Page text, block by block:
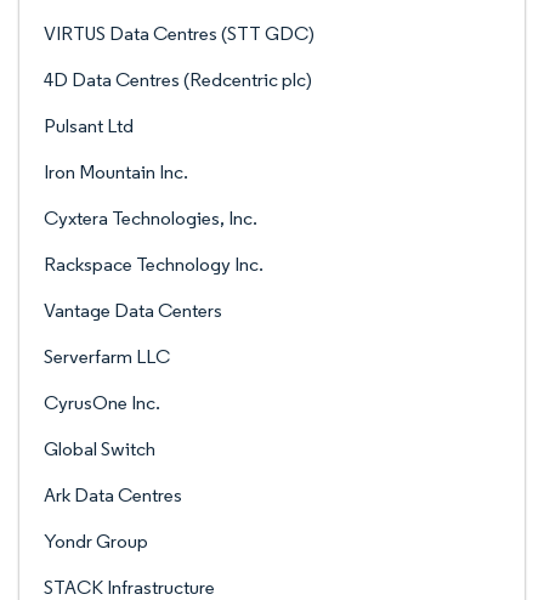
VIRTUS Data Centres (STT GDC)
4D Data Centres (Redcentric plc)
Pulsant Ltd
Iron Mountain Inc.
Cyxtera Technologies, Inc.
Rackspace Technology Inc.
Vantage Data Centers
Serverfarm LLC
CyrusOne Inc.
Global Switch
Ark Data Centres
Yondr Group
STACK Infrastructure